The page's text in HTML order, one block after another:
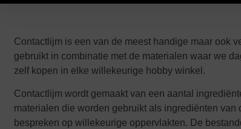
Contactlijm is een van de meest handige maar ook
gebruikt in combinatie met de materialen waar we
zelf kopen in elke willekeurige hobby winkel.
Contactlijm wordt gemaakt van een aantal
materialen die worden gebruikt als ingrediënten
bespreken op willekeurige oppervlakten. De